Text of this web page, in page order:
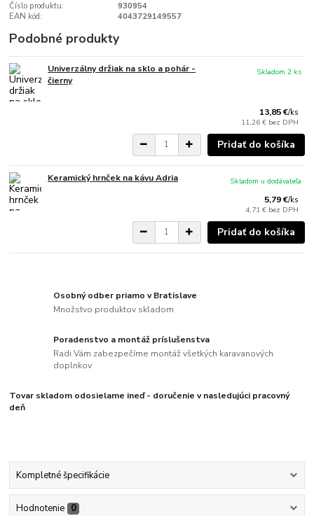
Číslo produktu:
930954
EAN kód:
4043729149557
Podobné produkty
Univerzálny držiak na sklo a pohár -
čierny
13,85 €/ks
11,26 € bez DPH
Skladom 2 ks
Pridať do košíka
Keramický hrnček na kávu Adria
5,79 €/ks
4,71 € bez DPH
Skladom u dodávateľa
Pridať do košíka
Osobný odber priamo v Bratislave
Množstvo produktov skladom
Poradenstvo a montáž príslušenstva
Radi Vám zabezpečíme montáž všetkých karavanových
doplnkov
Tovar skladom odosielame ineď - doručenie v nasledujúci pracovný
deň
Kompletné špecifikácie
Hodnotenie 0